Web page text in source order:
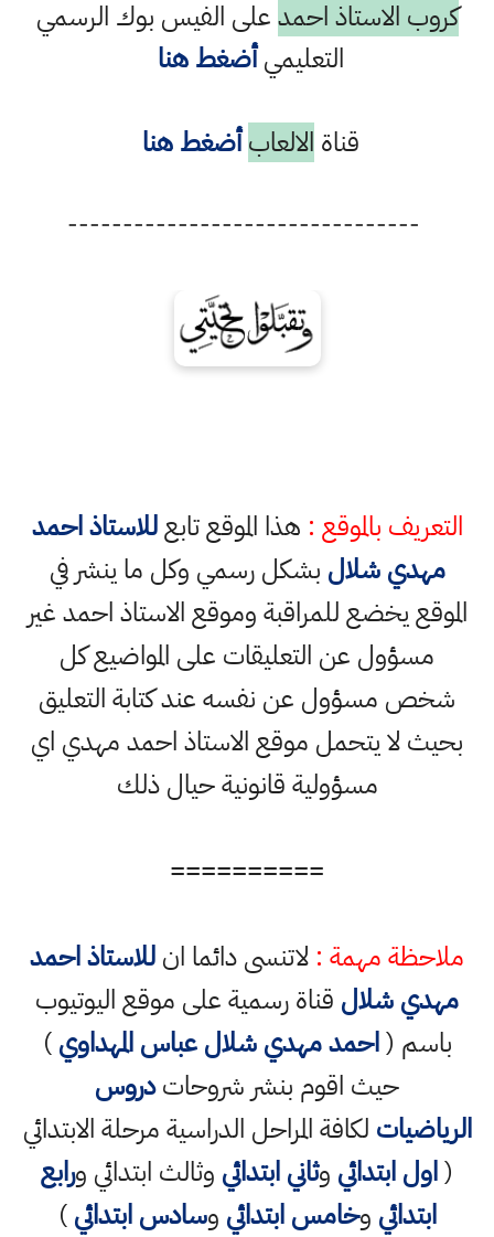
كروب الاستاذ احمدعلى الفيس بوك الرسمي
التعليميأضغط هنا
قناة الالعاب أضغط هنا
--------------------------------
التعريف بالموقع : هذا الموقع تابعللاستاذ احمد
مهدي شلال بشكل رسمي وكل ما ينشر في
الموقع يخضع للمراقبة وموقع الاستاذ احمد غير
مسؤول عن التعليقات على المواضيع كل
شخص مسؤول عن نفسه عند كتابة التعليق
بحيث لا يتحمل موقع الاستاذ احمد مهدي اي
مسؤولية قانونية حيال ذلك
==========
ملاحظة مهمة : لاتنسى دائما انللاستاذ احمد
مهدي شلال قناة رسمية على موقع اليوتيوب
باسم (احمد مهدي شلال عباس المهداوي)
حيث اقوم بنشر شروحاتدروس
الرياضيات لكافة المراحل الدراسية مرحلة الابتدائي
(اول ابتدائي وثاني ابتدائي وثالث ابتدائي ورابع
ابتدائي وخامس ابتدائي وسادس ابتدائي)